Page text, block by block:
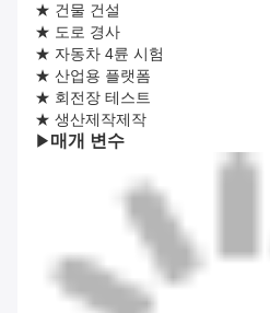
★ 건물 건설
★ 도로 경사
★ 자동차 4륜 시험
★ 산업용 플랫폼
★ 회전장 테스트
★ 생산제작제작
▶매개 변수